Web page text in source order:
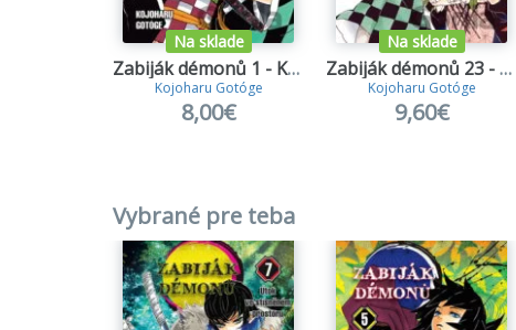
Na sklade
Zabiják démonů 1 - Krutost
Kojoharu Gotóge
8,00€
Na sklade
Zabiják démonů 23 - Životy zářící napříč věky
Kojoharu Gotóge
9,60€
Vybrané pre teba